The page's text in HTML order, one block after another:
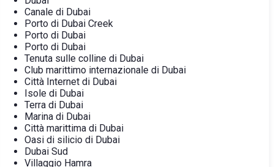
Canale di Dubai
Porto di Dubai Creek
Porto di Dubai
Porto di Dubai
Tenuta sulle colline di Dubai
Club marittimo internazionale di Dubai
Città Internet di Dubai
Isole di Dubai
Terra di Dubai
Marina di Dubai
Città marittima di Dubai
Oasi di silicio di Dubai
Dubai Sud
Villaggio Hamra